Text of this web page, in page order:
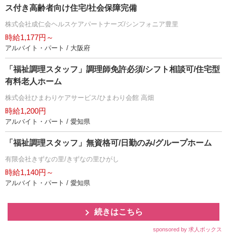
ス付き高齢者向け住宅/社会保障完備
株式会社成仁会ヘルスケアパートナーズ/シンフォニア豊里
時給1,177円～
アルバイト・パート / 大阪府
「福祉調理スタッフ」調理師免許必須/シフト相談可/住宅型
有料老人ホーム
株式会社ひまわりケアサービス/ひまわり会館 高畑
時給1,200円
アルバイト・パート / 愛知県
「福祉調理スタッフ」無資格可/日勤のみ/グループホーム
有限会社きずなの里/きずなの里ひがし
時給1,140円～
アルバイト・パート / 愛知県
続きはこちら
sponsored by 求人ボックス